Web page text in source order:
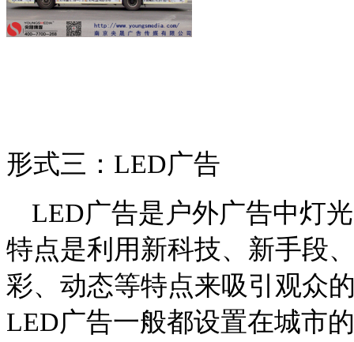
形式三：LED广告
LED广告是户外广告中灯
特点是利用新科技、新手段
彩、动态等特点来吸引观众
LED广告一般都设置在城市